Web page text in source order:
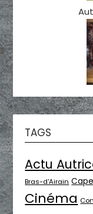
TAGS
Actu
Bras-d'Airain
Cinéma